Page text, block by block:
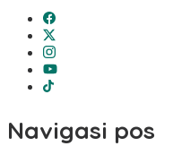
Navigasi pos